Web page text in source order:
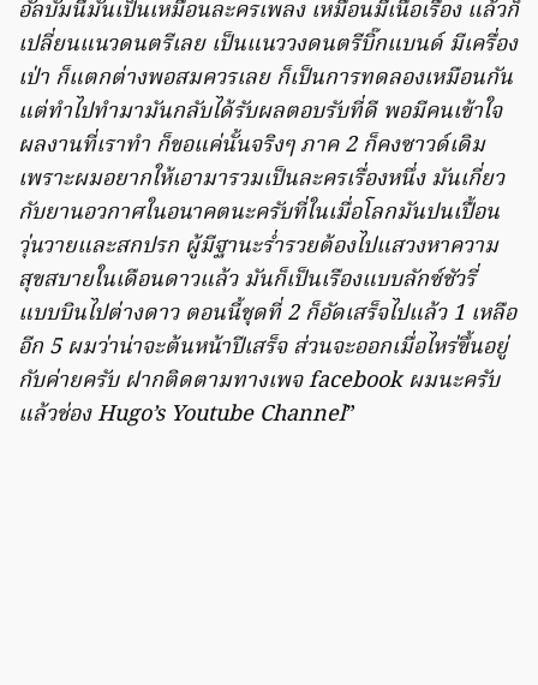
อัลบั้มนี้มันเป็นเหมือนละครเพลง เหมือนมีเนื้อเรื่อง แล้วก็
เปลี่ยนแนวดนตรีเลย เป็นแนววงดนตรีบิ๊กแบนด์ มีเครื่อง
เป่า ก็แตกต่างพอสมควรเลย ก็เป็นการทดลองเหมือนกัน
แต่ทำไปทำมามันกลับได้รับผลตอบรับที่ดี พอมีคนเข้าใจ
ผลงานที่เราทำ ก็ขอแค่นั้นจริงๆ ภาค 2 ก็คงซาวด์เดิม
เพราะผมอยากให้เอามารวมเป็นละครเรื่องหนึ่ง มันเกี่ยว
กับยานอวกาศในอนาคตนะครับที่ในเมื่อโลกมันปนเปื้อน
วุ่นวายและสกปรก ผู้มีฐานะร่ำรวยต้องไปแสวงหาความ
สุขสบายในเดือนดาวแล้ว มันก็เป็นเรืองแบบลักซ์ชัวรี่
แบบบินไปต่างดาว ตอนนี้ชุดที่ 2 ก็อัดเสร็จไปแล้ว 1 เหลือ
อีก 5 ผมว่าน่าจะต้นหน้าปีเสร็จ ส่วนจะออกเมื่อไหร่ขึ้นอยู่
กับค่ายครับ ฝากติดตามทางเพจ facebook ผมนะครับ
แล้วช่อง Hugo’s Youtube Channel”